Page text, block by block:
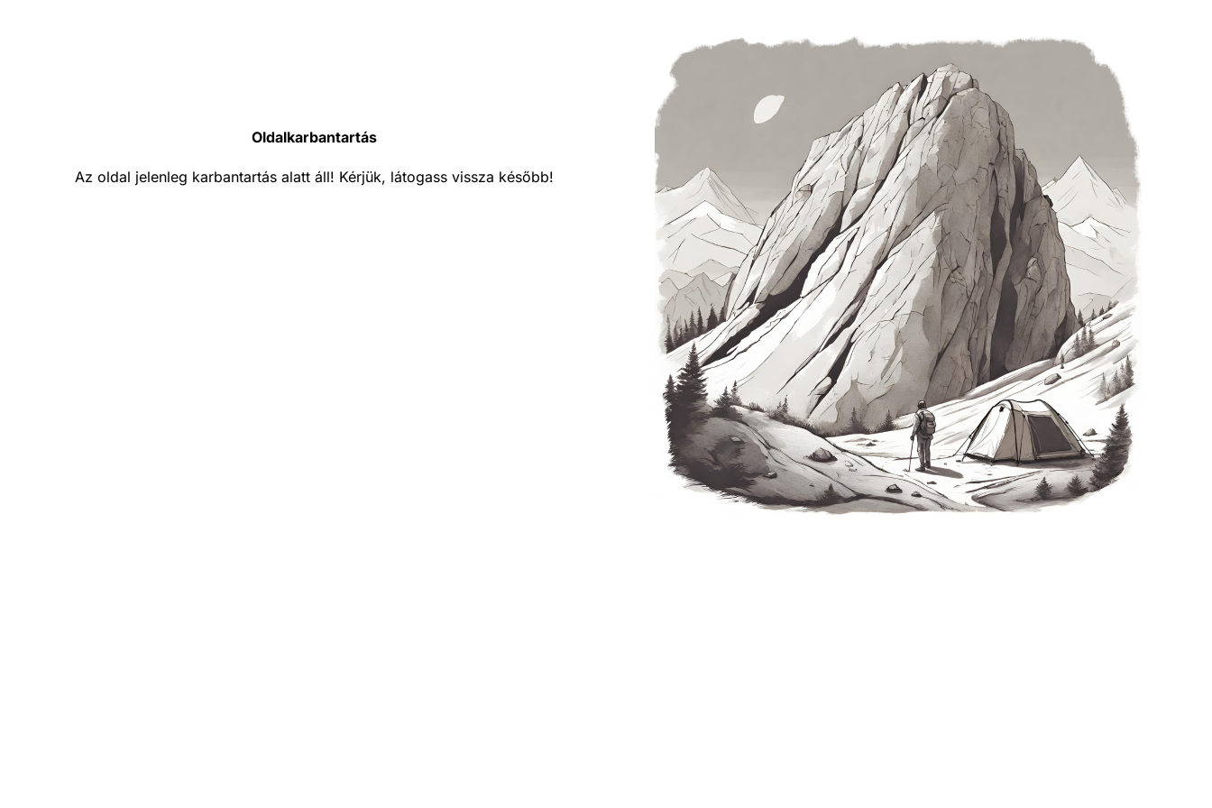
Oldalkarbantartás
Az oldal jelenleg karbantartás alatt áll! Kérjük, látogass vissza később!